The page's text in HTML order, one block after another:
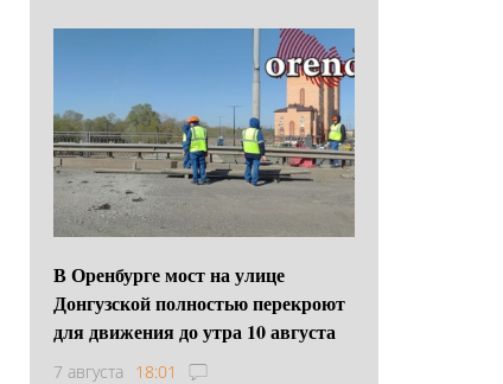
В Оренбурге мост на улице
Донгузской полностью перекроют
для движения до утра 10 августа
7 августа 18:01